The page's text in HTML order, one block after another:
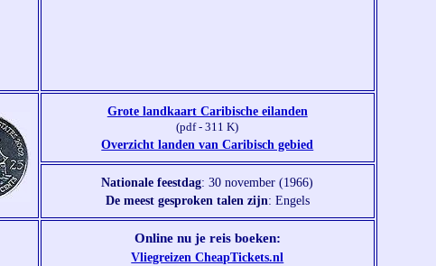
Grote landkaart Caribische eilanden
(pdf - 311 K)
Overzicht landen van Caribisch gebied
Nationale feestdag: 30 november (1966)
De meest gesproken talen zijn: Engels
Online nu je reis boeken:
Vliegreizen CheapTickets.nl